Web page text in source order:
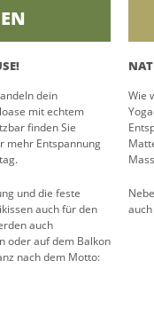
dein
mit echtem
finden Sie
mehr Entspannung
und die feste
auch für den
auch
oder auf dem Balkon
nach dem Motto:
Wie